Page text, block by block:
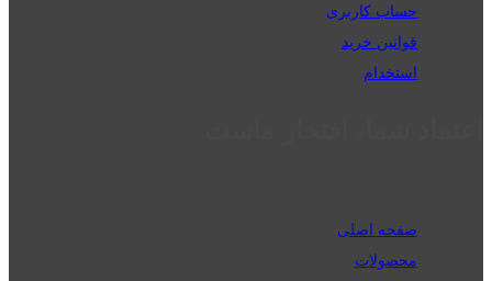
حساب کاربری
قوانین خرید
استخدام
صفحه اصلی
محصولات